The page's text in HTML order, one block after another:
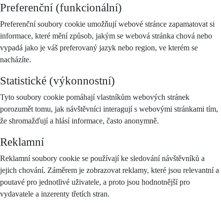
Preferenční (funkcionální)
Preferenční soubory cookie umožňují webové stránce zapamatovat si
informace, které mění způsob, jakým se webová stránka chová nebo
vypadá jako je váš preferovaný jazyk nebo region, ve kterém se
nacházíte.
Statistické (výkonnostní)
Tyto soubory cookie pomáhají vlastníkům webových stránek
porozumět tomu, jak návštěvníci interagují s webovými stránkami tím,
že shromažďují a hlásí informace, často anonymně.
Reklamní
Reklamní soubory cookie se používají ke sledování návštěvníků a
jejich chování. Záměrem je zobrazovat reklamy, které jsou relevantní a
poutavé pro jednotlivé uživatele, a proto jsou hodnotnější pro
vydavatele a inzerenty třetích stran.